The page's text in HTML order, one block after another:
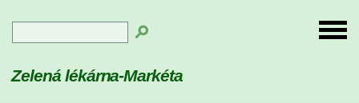
Zelená lékárna-Markéta